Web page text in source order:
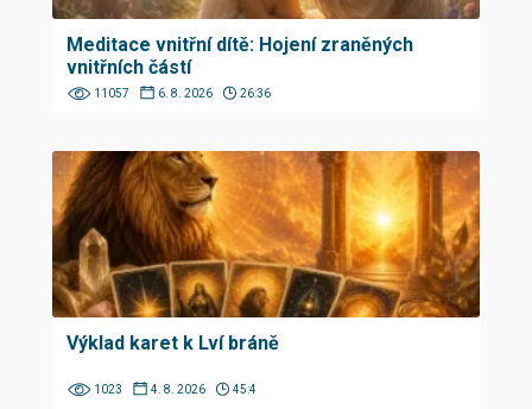
Meditace vnitřní dítě: Hojení zraněných
vnitřních částí
11057 6. 8. 2026 26:36
Výklad karet k Lví bráně
1023 4. 8. 2026 45:4